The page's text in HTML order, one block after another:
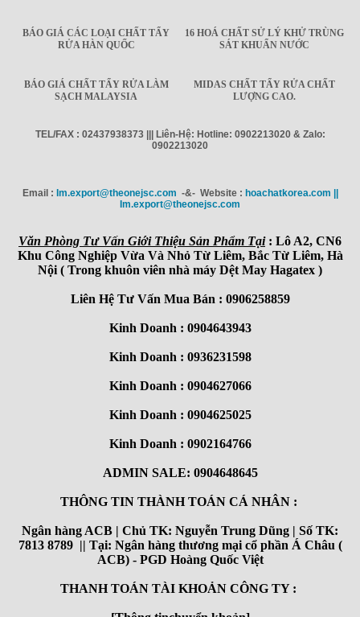
BÁO GIÁ CÁC LOẠI CHẤT TẨY
RỬA HÀN QUỐC
16 HOÁ CHẤT SỬ LÝ KHỬ TRÙNG
SÁT KHUẨN NƯỚC
BÁO GIÁ CHẤT TẨY RỬA LÀM
SẠCH MALAYSIA
MIDAS CHẤT TẨY RỬA CHẤT
LƯỢNG CAO.
TEL/FAX : 02437938373 ||| Liên-Hệ: Hotline: 0902213020 & Zalo:
0902213020
Email : Im.export@theonejsc.com -&- Website : hoachatkorea.com ||
Im.export@theonejsc.com
Văn Phòng Tư Vấn Giới Thiệu Sản Phẩm Tại: Lô A2, CN6
Khu Công Nghiệp Vừa Và Nhỏ Từ Liêm, Bắc Từ Liêm, Hà
Nội ( Trong khuôn viên nhà máy Dệt May Hagatex )
Liên Hệ Tư Vấn Mua Bán : 0906258859
Kinh Doanh : 0904643943
Kinh Doanh : 0936231598
Kinh Doanh : 0904627066
Kinh Doanh : 0904625025
Kinh Doanh : 0902164766
ADMIN SALE: 0904648645
THÔNG TIN THÀNH TOÁN CÁ NHÂN :
Ngân hàng ACB | Chủ TK: Nguyễn Trung Dũng | Số TK:
7813 8789 || Tại: Ngân hàng thương mại cổ phần Á Châu (
ACB) - PGD Hoàng Quốc Việt
THANH TOÁN TÀI KHOẢN CÔNG TY :